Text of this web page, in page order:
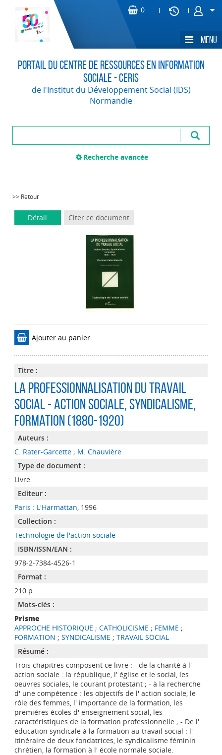
Portail du Centre de Ressources en Information
Sociale - CERIS
de l'Institut du Développement Social (IDS)
Normandie
Recherche avancée
>> Retour
Détail Citer ce document
Ajouter au panier
Titre :
La professionnalisation du travail
social - Action sociale, syndicalisme,
formation (1880-1920)
Auteurs :
C. Rater-Garcette; M. Chauvière
Type de document :
Livre
Editeur :
Paris : L'Harmattan, 1996
Collection :
Technologie de l'action sociale
ISBN/ISSN/EAN :
978-2-7384-4526-1
Format :
210 p.
Mots-clés :
Prisme
APPROCHE HISTORIQUE ; CATHOLICISME ; FEMME ;
FORMATION ; SYNDICALISME ; TRAVAIL SOCIAL
Résumé :
Trois chapitres composent ce livre : - de la charité à l'
action sociale : la république, l' église et le social, les
oeuvres sociales, le courant protestant ; - à la recherche
d' une compétence : les objectifs de l' action sociale, le
rôle des femmes, l' importance de la formation, les
premières écoles d' enseignement social, les
caractéristiques de la formation professionnelle ; - De l'
éducation syndicale à la formation au travail social : l'
itinéraire de deux fondatrices, le syndicalisme féminin
chrétien, la formation à l' école normale sociale.